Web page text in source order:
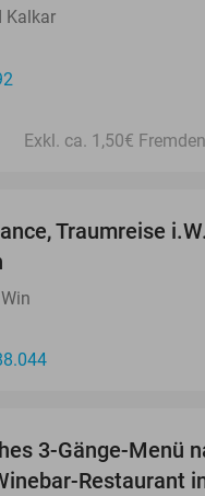
Kalkar
Exkl. ca. 1,50€
Traumreise
3-Gänge-Menü
Restaurant